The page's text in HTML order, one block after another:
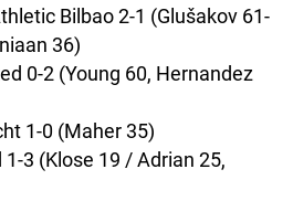
Bilbao 2-1 (Glušakov 61-
36)
0-2 (Young 60, Hernandez
1-0 (Maher 35)
3 (Klose 19 / Adrian 25,